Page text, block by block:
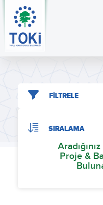
FİLTRELE
SIRALAMA
Proje &